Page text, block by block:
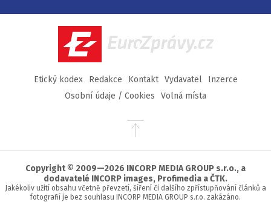
Facebook
TwitterInstagram
YouTube
EuroZprávy.cz
Etický kodex Redakce Kontakt Vydavatel
Inzerce
Osobní údaje / Cookies
Volná místa
Přejít
stránky
Copyright © 2009—2026 INCORP MEDIA GROUP s.r.o., a
dodavatelé INCORP images, Profimedia a ČTK.
Jakékoliv užití obsahu včetně převzetí, šíření či dalšího zpřístupňování článků a
fotografií je bez souhlasu INCORP MEDIA GROUP s.r.o. zakázáno.